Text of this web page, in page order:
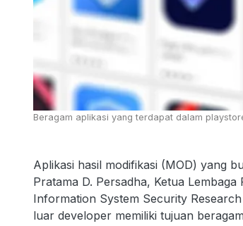
Beragam aplikasi yang terdapat dalam
Aplikasi hasil modifikasi (MOD) yang
Pratama D. Persadha, Ketua
Information System Security
luar developer memiliki tujuan